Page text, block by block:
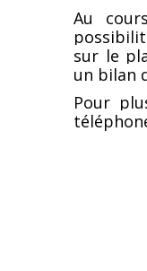
Au
sur le
un bilan
Pour